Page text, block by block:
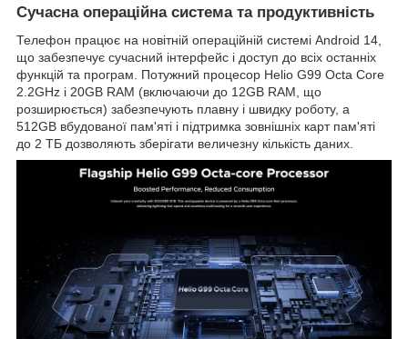
Сучасна операційна система та продуктивність
Телефон працює на новітній операційній системі Android 14,
що забезпечує сучасний інтерфейс і доступ до всіх останніх
функцій та програм. Потужний процесор Helio G99 Octa Core
2.2GHz і 20GB RAM (включаючи до 12GB RAM, що
розширюється) забезпечують плавну і швидку роботу, а
512GB вбудованої пам'яті і підтримка зовнішніх карт пам'яті
до 2 ТБ дозволяють зберігати величезну кількість даних.